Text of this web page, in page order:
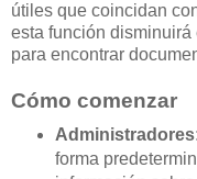
útiles que coincidan
esta función
para encontrar
Cómo comenzar
forma